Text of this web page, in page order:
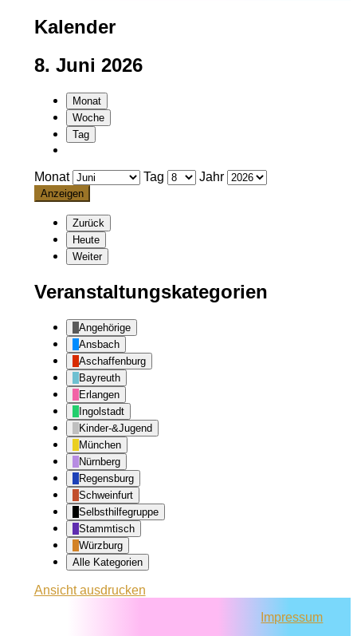
Kalender
8. Juni 2026
Monat
Woche
Tag
Monat Tag Jahr
Zurück
Heute
Weiter
Veranstaltungskategorien
Angehörige
Ansbach
Aschaffenburg
Bayreuth
Erlangen
Ingolstadt
Kinder-&Jugend
München
Nürnberg
Regensburg
Schweinfurt
Selbsthilfegruppe
Stammtisch
Würzburg
Alle Kategorien
Ansichtausdrucken
Impressum